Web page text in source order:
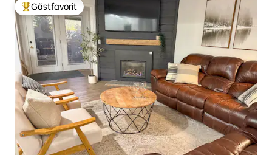
Populär gästfavorit
Gästfavorit